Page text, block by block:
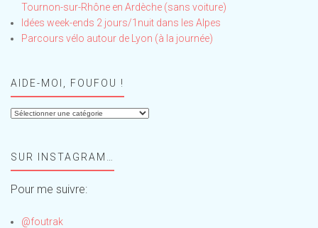
Tournon-sur-Rhône en Ardèche (sans voiture)
Idées week-ends 2 jours/1nuit dans les Alpes
Parcours vélo autour de Lyon (à la journée)
AIDE-MOI, FOUFOU !
Aide-
!SUR INSTAGRAM…
Pour me suivre:
@foutrak